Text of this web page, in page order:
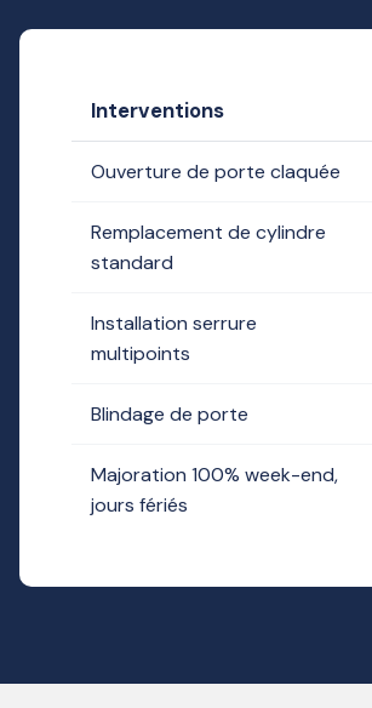
Interventions
Ouverture de porte claquée
Remplacement de cylindre
standard
Installation serrure
multipoints
Blindage de porte
Majoration 100% week-end,
jours fériés